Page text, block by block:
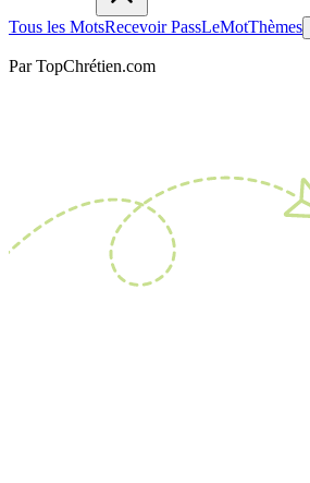
Tous les MotsRecevoir PassLeMotThèmes
Par TopChrétien.com